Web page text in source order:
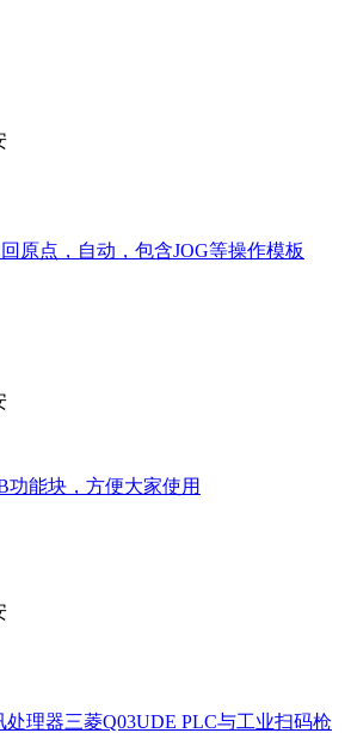
原点，自动，包含JOG等操作模板
功能块，方便大家使用
理器三菱Q03UDE PLC与工业扫码枪